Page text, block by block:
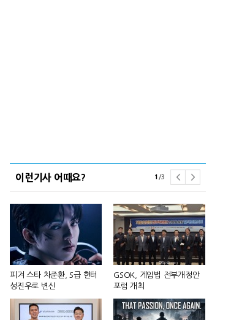
이런기사 어때요? 1 /3
피겨 스타 차준환, S급 헌터
성진우로 변신
GSOK, 게임법 전부개정안
포럼 개최